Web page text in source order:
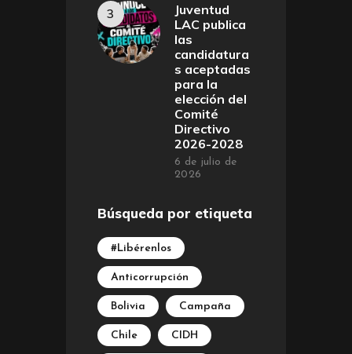
Juventud
LAC publica
las
candidatura
s aceptadas
para la
elección del
Comité
Directivo
2026-2028
6 de julio de
2026
Búsqueda por etiqueta
#Libérenlos
Anticorrupción
Bolivia Campaña
Chile CIDH